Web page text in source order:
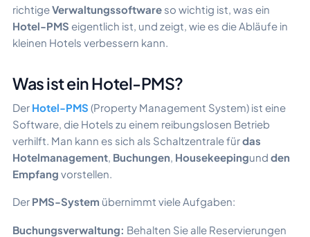
richtigeVerwaltungssoftware so wichtig ist, was ein
Hotel-PMS eigentlich ist, und zeigt, wie es die Abläufe in
kleinen Hotels verbessern kann.
Was ist ein Hotel-PMS?
Der Hotel-PMS (Property Management System) ist eine
Software, die Hotels zu einem reibungslosen Betrieb
verhilft. Man kann es sich als Schaltzentrale fürdas
Hotelmanagement Buchungen Housekeepingund den
Empfang vorstellen.
Der PMS-System übernimmt viele Aufgaben:
Buchungsverwaltung: Behalten Sie alle Reservierungen